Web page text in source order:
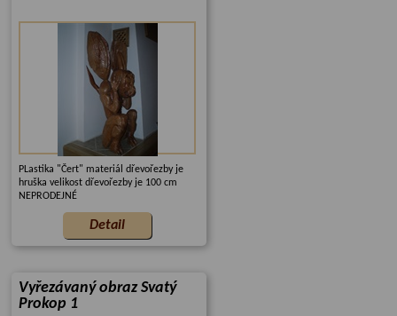
PLastika "Čert" materiál dřevořezby je
hruška velikost dřevořezby je 100 cm
NEPRODEJNÉ
Vyřezávaný obraz Svatý
Prokop 1